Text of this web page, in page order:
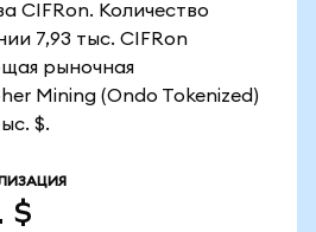
CIFRon. Количество
7,93 тыс. CIFRon
рыночная
Mining (Ondo Tokenized)
$.
$